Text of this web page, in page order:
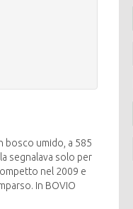
bosco umido, a 585
segnalava solo per
nel 2009 e
In BOVIO